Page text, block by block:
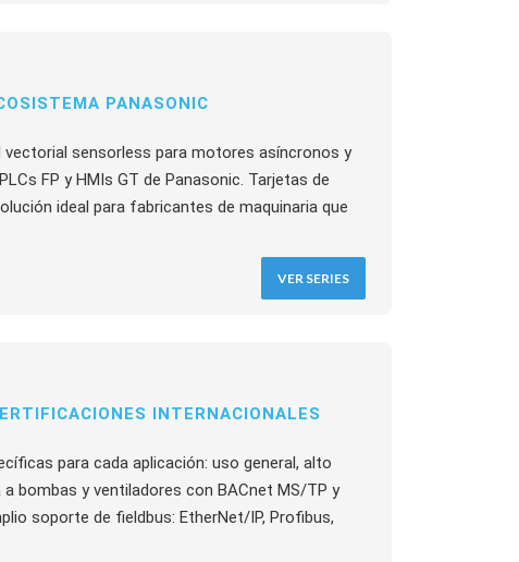
PANASONIC
sensorless para motores asíncronos y
FP y HMIs GT de Panasonic. Tarjetas de
ideal para fabricantes de maquinaria que
VER SERIES
INTERNACIONALES
para cada aplicación: uso general, alto
bombas y ventiladores con BACnet MS/TP y
soporte de fieldbus: EtherNet/IP, Profibus,